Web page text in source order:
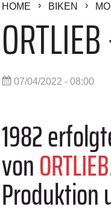
HOME BIKEN
07/04/2022 - 08:00
1982
vonORTLIEB
Produktion